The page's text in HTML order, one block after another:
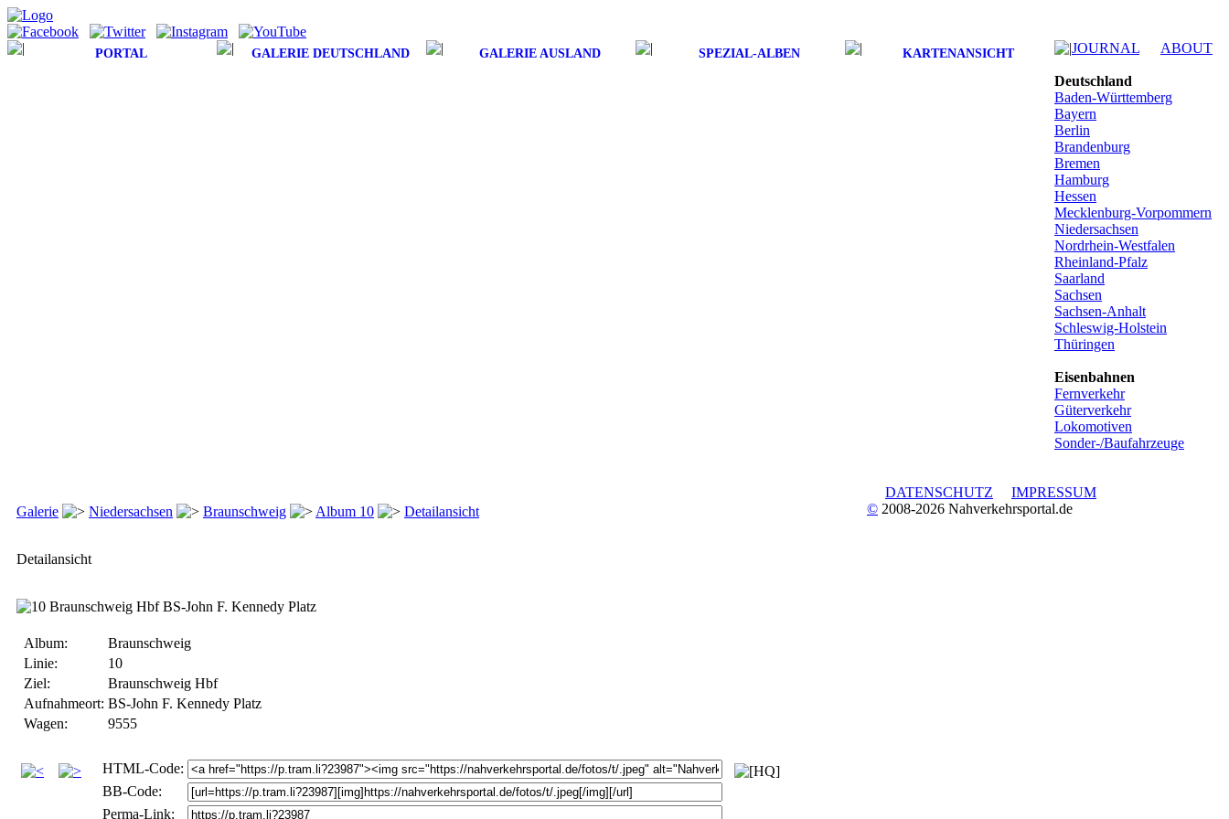
PORTAL GALERIE DEUTSCHLAND GALERIE AUSLAND SPEZIAL-ALBEN KARTENANSICHT
Deutschland
Baden-Württemberg
Bayern
Berlin
Brandenburg
Bremen
Hamburg
Hessen
Mecklenburg-Vorpommern
Niedersachsen
Nordrhein-Westfalen
Rheinland-Pfalz
Saarland
Sachsen
Sachsen-Anhalt
Schleswig-Holstein
Thüringen
Eisenbahnen
Fernverkehr
Güterverkehr
Lokomotiven
Sonder-/Baufahrzeuge
Galerie Niedersachsen Braunschweig Album 10 Detailansicht
Detailansicht
Album:
Braunschweig
Linie:
10
Ziel:
Braunschweig Hbf
Aufnahmeort: BS-John F. Kennedy Platz
Wagen:
9555
HTML-Code:
BB-Code:
Perma-Link:
JOURNAL ABOUT
DATENSCHUTZ
IMPRESSUM
© 2008-2026 Nahverkehrsportal.de